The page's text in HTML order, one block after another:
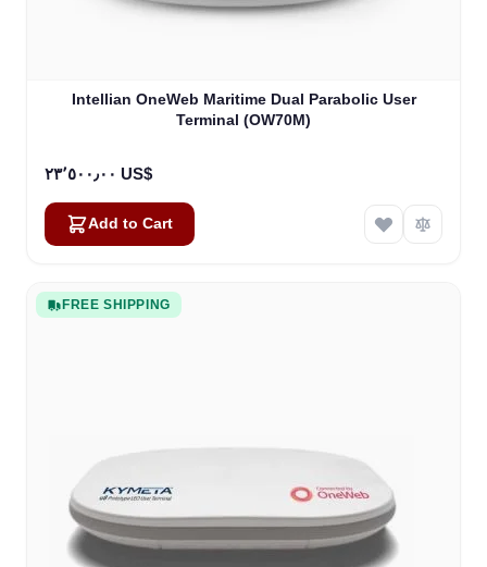
Intellian OneWeb Maritime Dual Parabolic User
Terminal (OW70M)
٢٣٬٥٠٠٫٠٠ US$
Add to Cart
FREE SHIPPING